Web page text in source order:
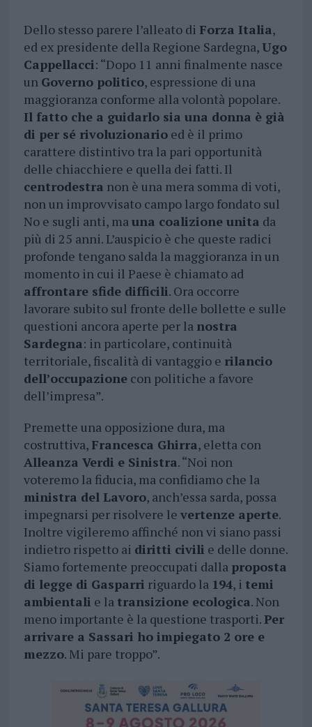
Dello stesso parere l’alleato di Forza Italia,
ed ex presidente della Regione Sardegna,Ugo
Cappellacci: “Dopo 11 anni finalmente nasce
un Governo politico, espressione di una
maggioranza conforme alla volontà popolare.
Il fatto che a guidarlo sia una donna è già
di per sé rivoluzionarioed è il primo
carattere distintivo tra la pari opportunità
delle chiacchiere e quella dei fatti. Il
centrodestra non è una mera somma di voti,
non un improvvisato campo largo fondato sul
No e sugli anti, mauna coalizione unita da
più di 25 anni. L’auspicio è che queste radici
profonde tengano salda la maggioranza in un
momento in cui il Paese è chiamato ad
affrontare sfide difficili. Ora occorre
lavorare subito sul fronte delle bollette e sulle
questioni ancora aperte per la nostra
Sardegna: in particolare, continuità
territoriale, fiscalità di vantaggio e rilancio
dell’occupazionecon politiche a favore
dell’impresa”.
Premette una opposizione dura, ma
costruttiva, Francesca Ghirra, eletta con
Alleanza Verdi e Sinistra. “Noi non
voteremo la fiducia, ma confidiamo che la
ministra del Lavoro, anch’essa sarda, possa
impegnarsi per risolvere le vertenze aperte.
Inoltre vigileremo affinché non vi siano passi
indietro rispetto ai diritti civili e delle donne.
Siamo fortemente preoccupati dalla proposta
di legge di Gasparri riguardo la 194, i temi
ambientali e la transizione ecologica. Non
meno importante è la questione trasporti.Per
arrivare a Sassari ho impiegato 2 ore e
mezzo. Mi pare troppo”.